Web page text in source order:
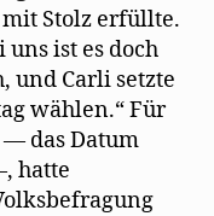
Stolz erfüllte.
uns ist es doch
und Carli setzte
wählen.“ Für
— das Datum
hatte